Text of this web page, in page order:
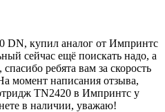
купил аналог от Импринтс
сейчас ещё поискать надо, а
ребята вам за скорость
момент написания отзыва,
TN2420 в Импринтс у
в наличии, уважаю!